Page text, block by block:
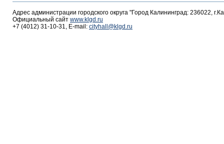
Адрес администрации городского округа "Город Калининград: 236022,
Официальный сайт www.klgd.ru
+7 (4012) 31-10-31, E-mail: cityhall@klgd.ru